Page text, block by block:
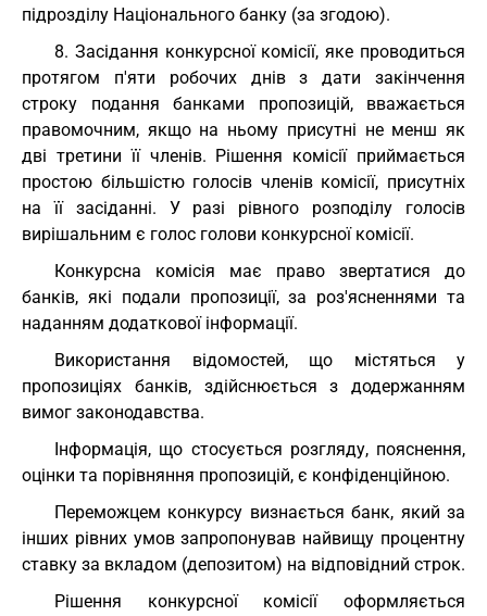
підрозділу Національного банку (за згодою).
8. Засідання конкурсної комісії, яке проводиться
протягом п'яти робочих днів з дати закінчення
строку подання банками пропозицій, вважається
правомочним, якщо на ньому присутні не менш як
дві третини її членів. Рішення комісії приймається
простою більшістю голосів членів комісії, присутніх
на її засіданні. У разі рівного розподілу голосів
вирішальним є голос голови конкурсної комісії.
Конкурсна комісія має право звертатися до
банків, які подали пропозиції, за роз'ясненнями та
наданням додаткової інформації.
Використання відомостей, що містяться у
пропозиціях банків, здійснюється з додержанням
вимог законодавства.
Інформація, що стосується розгляду, пояснення,
оцінки та порівняння пропозицій, є конфіденційною.
Переможцем конкурсу визнається банк, який за
інших рівних умов запропонував найвищу процентну
ставку за вкладом (депозитом) на відповідний строк.
Рішення конкурсної комісії оформляється